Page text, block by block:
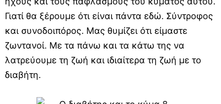
Γιατί θα ξέρουμε ότι είναι πάντα εδώ. Σύντροφος
και συνοδοιπόρος. Μας θυμίζει ότι είμαστε
ζωντανοί. Με τα πάνω και τα κάτω της να
λατρεύουμε τη ζωή και ιδιαίτερα τη ζωή με το
διαβήτη.